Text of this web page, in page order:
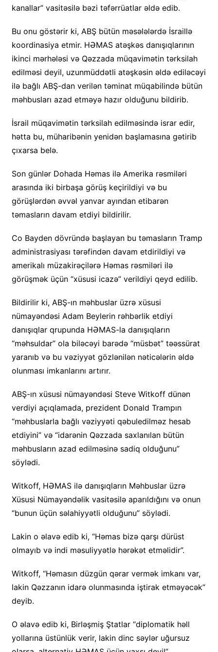
kanallar” vasitəsilə bəzi təfərrüatlar əldə edib.
Bu onu göstərir ki, ABŞ bütün məsələlərdə İsraillə
koordinasiya etmir. HƏMAS atəşkəs danışıqlarının
ikinci mərhələsi və Qəzzada müqavimətin tərksilah
edilməsi deyil, uzunmüddətli atəşkəsin əldə ediləcəyi
ilə bağlı ABŞ-dan verilən təminat müqabilində bütün
məhbusları azad etməyə hazır olduğunu bildirib.
İsrail müqavimətin tərksilah edilməsində israr edir,
hətta bu, müharibənin yenidən başlamasına gətirib
çıxarsa belə.
Son günlər Dohada Həmas ilə Amerika rəsmiləri
arasında iki birbaşa görüş keçirildiyi və bu
görüşlərdən əvvəl yanvar ayından etibarən
təmasların davam etdiyi bildirilir.
Co Bayden dövründə başlayan bu təmasların Tramp
administrasiyası tərəfindən davam etdirildiyi və
amerikalı müzakirəçilərə Həmas rəsmiləri ilə
görüşmək üçün “xüsusi icazə” verildiyi qeyd edilib.
Bildirilir ki, ABŞ-ın məhbuslar üzrə xüsusi
nümayəndəsi Adam Beylerin rəhbərlik etdiyi
danışıqlar qrupunda HƏMAS-la danışıqların
“məhsuldar” ola biləcəyi barədə “müsbət” təəssürat
yaranıb və bu vəziyyət gözlənilən nəticələrin əldə
olunması imkanlarını artırır.
ABŞ-ın xüsusi nümayəndəsi Steve Witkoff dünən
verdiyi açıqlamada, prezident Donald Trampın
“məhbuslarla bağlı vəziyyəti qəbuledilməz hesab
etdiyini” və “idarənin Qəzzada saxlanılan bütün
məhbusların azad edilməsinə sadiq olduğunu”
söylədi.
Witkoff, HƏMAS ilə danışıqların Məhbuslar üzrə
Xüsusi Nümayəndəlik vasitəsilə aparıldığını və onun
“bunun üçün səlahiyyətli olduğunu” söylədi.
Lakin o əlavə edib ki, “Həmas bizə qarşı dürüst
olmayıb və indi məsuliyyətlə hərəkət etməlidir”.
Witkoff, “Həmasın düzgün qərar vermək imkanı var,
lakin Qəzzanın idarə olunmasında iştirak etməyəcək”
deyib.
O əlavə edib ki, Birləşmiş Ştatlar “diplomatik həll
yollarına üstünlük verir, lakin dinc səylər uğursuz